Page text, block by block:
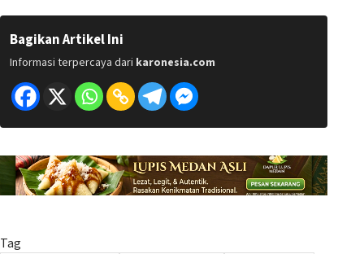
Bagikan Artikel Ini
Informasi terpercaya dari karonesia.com
Tag